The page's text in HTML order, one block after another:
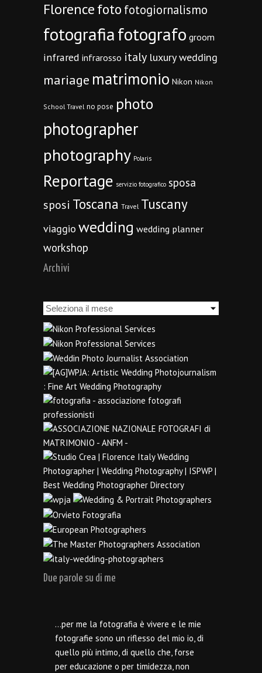
Florencefoto fotogiornalismo
fotografiafotografo groom
infrared infrarosso italy luxury wedding
mariage matrimonio Nikon Nikon
School Travel no pose photo
photographer
photography Polaris
Reportage servizio fotografico sposa
sposi Toscana Travel Tuscany
viaggio wedding wedding planner
workshop
Archivi
Archivi
Due parole su di me
…per me la fotografia è vivere e le mie
fotografie sono un riflesso del mio io, di
quello più intimo, di quello che, forse
per educazione o per timidezza, non